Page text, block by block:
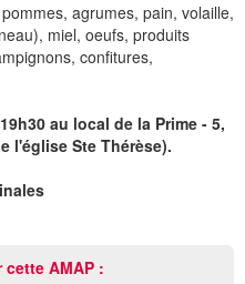
agrumes, pain, volaille,
miel, oeufs, produits
confitures,
au local de la Prime - 5,
l'église Ste Thérèse).
AMAP :